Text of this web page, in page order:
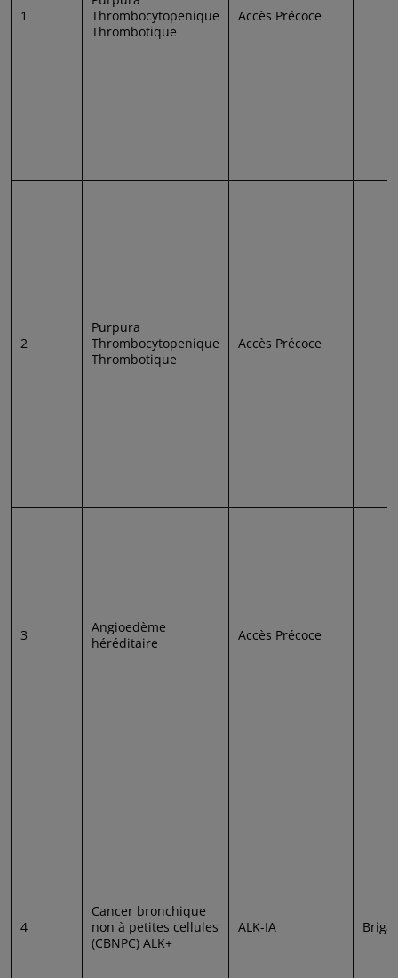
1
Thrombocytopenique
Thrombotique
Accès Précoce
2
Purpura
Thrombocytopenique
Thrombotique
Accès Précoce
3
Angioedème
héréditaire
Accès Précoce
4
Cancer bronchique
non à petites cellules
(CBNPC) ALK+
ALK-IA